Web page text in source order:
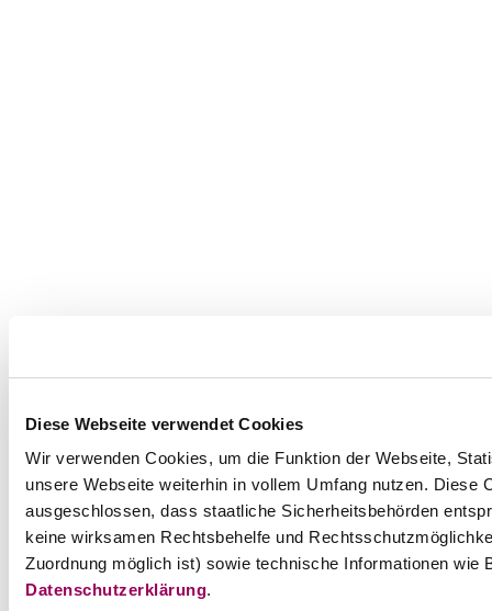
Diese Webseite verwendet Cookies
Wir verwenden Cookies, um die Funktion der Webseite,
unsere Webseite weiterhin in vollem Umfang nutzen.
ausgeschlossen, dass staatliche Sicherheitsbehörden
keine wirksamen Rechtsbehelfe und
Zuordnung möglich ist) sowie technische Informationen
Datenschutzerklärung.